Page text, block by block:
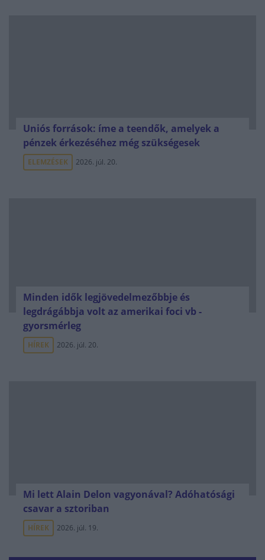
Uniós források: íme a teendők, amelyek a
pénzek érkezéséhez még szükségesek
ELEMZÉSEK 2026. júl. 20.
Minden idők legjövedelmezőbbje és
legdrágábbja volt az amerikai foci vb -
gyorsmérleg
HÍREK 2026. júl. 20.
Mi lett Alain Delon vagyonával? Adóhatósági
csavar a sztoriban
HÍREK 2026. júl. 19.